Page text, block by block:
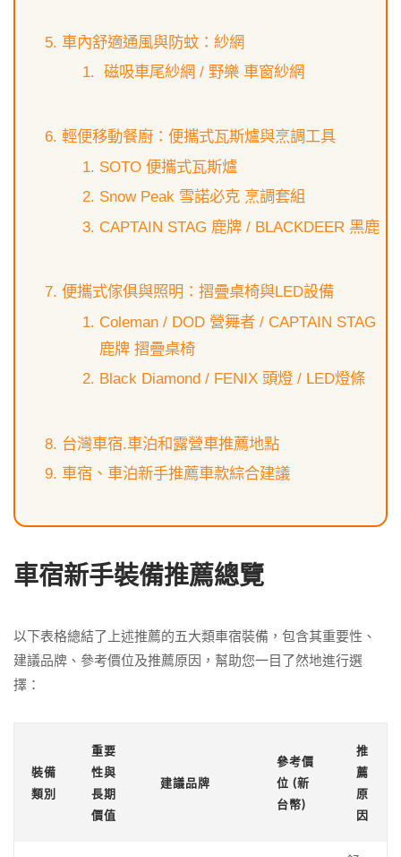
車內舒適通風與防蚊：紗網
磁吸車尾紗網 / 野樂 車窗紗網
輕便移動餐廚：便攜式瓦斯爐與烹調工具
SOTO 便攜式瓦斯爐
Snow Peak 雪諾必克 烹調套組
CAPTAIN STAG 鹿牌 / BLACKDEER 黑鹿
便攜式傢俱與照明：摺疊桌椅與LED設備
Coleman / DOD 營舞者 / CAPTAIN STAG
鹿牌 摺疊桌椅
Black Diamond / FENIX 頭燈 / LED燈條
台灣車宿.車泊和露營車推薦地點
車宿、車泊新手推薦車款綜合建議
車宿新手裝備推薦總覽
以下表格總結了上述推薦的五大類車宿裝備，包含其重要性、
建議品牌、參考價位及推薦原因，幫助您一目了然地進行選
擇：
裝備
類別
重要
性與
長期
價值
建議品牌
參考價
位 (新
台幣)
推
薦
原
因